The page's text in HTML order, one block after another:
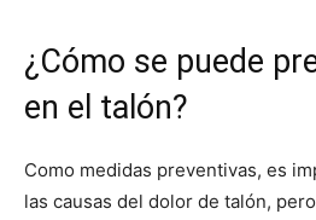
¿Cómo se puede
en el talón?
Como medidas preventivas, es
las causas del dolor de talón,